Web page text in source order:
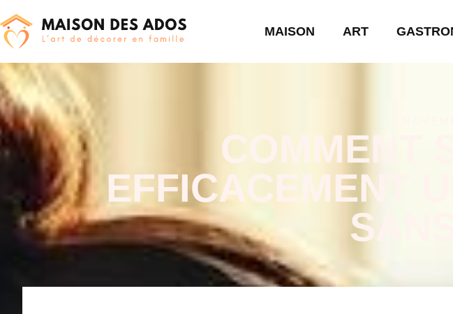
MAISON ART
COMMENT
EFFICACEMENT